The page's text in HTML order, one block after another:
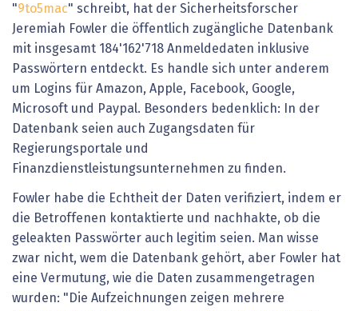
"9to5mac" schreibt, hat der Sicherheitsforscher
Jeremiah Fowler die öffentlich zugängliche Datenbank
mit insgesamt 184'162'718 Anmeldedaten inklusive
Passwörtern entdeckt. Es handle sich unter anderem
um Logins für Amazon, Apple, Facebook, Google,
Microsoft und Paypal. Besonders bedenklich: In der
Datenbank seien auch Zugangsdaten für
Regierungsportale und
Finanzdienstleistungsunternehmen zu finden.
Fowler habe die Echtheit der Daten verifiziert, indem er
die Betroffenen kontaktierte und nachhakte, ob die
geleakten Passwörter auch legitim seien. Man wisse
zwar nicht, wem die Datenbank gehört, aber Fowler hat
eine Vermutung, wie die Daten zusammengetragen
wurden: "Die Aufzeichnungen zeigen mehrere